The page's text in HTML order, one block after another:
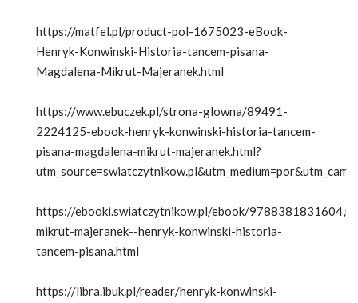
https://matfel.pl/product-pol-1675023-eBook-
Henryk-Konwinski-Historia-tancem-pisana-
Magdalena-Mikrut-Majeranek.html
https://www.ebuczek.pl/strona-glowna/89491-
2224125-ebook-henryk-konwinski-historia-tancem-
pisana-magdalena-mikrut-majeranek.html?
https://ebooki.swiatczytnikow.pl/ebook/
mikrut-majeranek--henryk-konwinski-historia-
tancem-pisana.html
https://libra.ibuk.pl/reader/henryk-konwinski-